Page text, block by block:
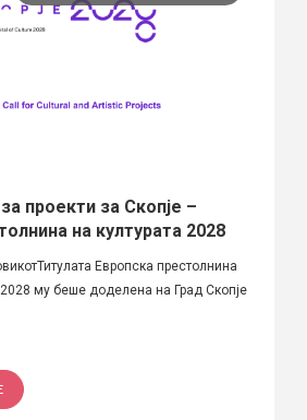
проекти за Скопје –
на културата 2028
Европска престолнина
2028 му беше доделена на Град Скопје